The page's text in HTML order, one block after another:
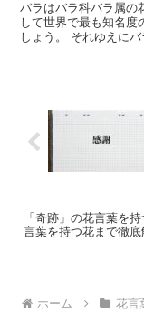
バラはバラ科バラ属の
して世界で最も知名度
しょう。 それゆえに
「奇跡」の花言葉を
言葉を持つ花まで徹底
ホーム 花言